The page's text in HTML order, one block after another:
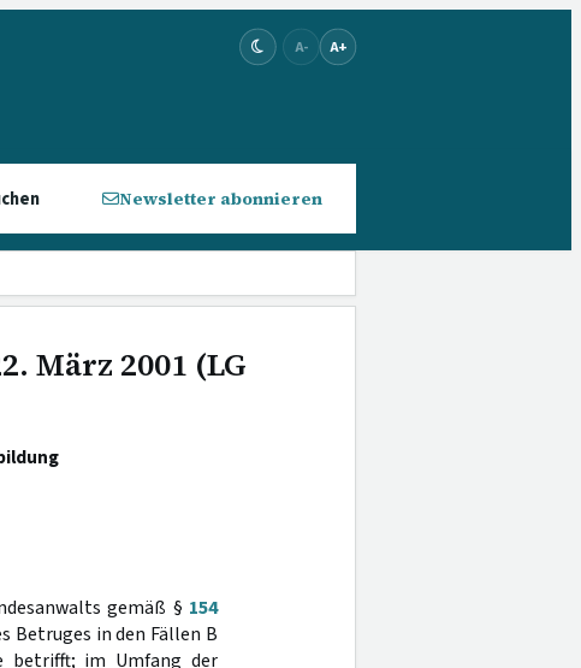
A- A+
Newsletter abonnieren
März 2001 (LG
gemäß § 154
Betruges in den Fällen B
betrifft; im Umfang der